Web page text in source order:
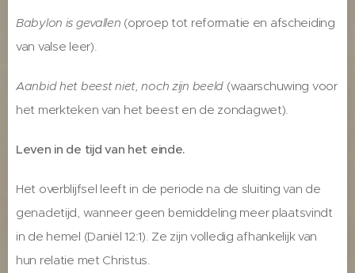
Babylon is gevallen (oproep tot reformatie en afscheiding
van valse leer).
Aanbid het beest niet, noch zijn beeld (waarschuwing voor
het merkteken van het beest en de zondagwet).
Leven in de tijd van het einde.
Het overblijfsel leeft in de periode na de sluiting van de
genadetijd, wanneer geen bemiddeling meer plaatsvindt
in de hemel (Daniël 12:1). Ze zijn volledig afhankelijk van
hun relatie met Christus.